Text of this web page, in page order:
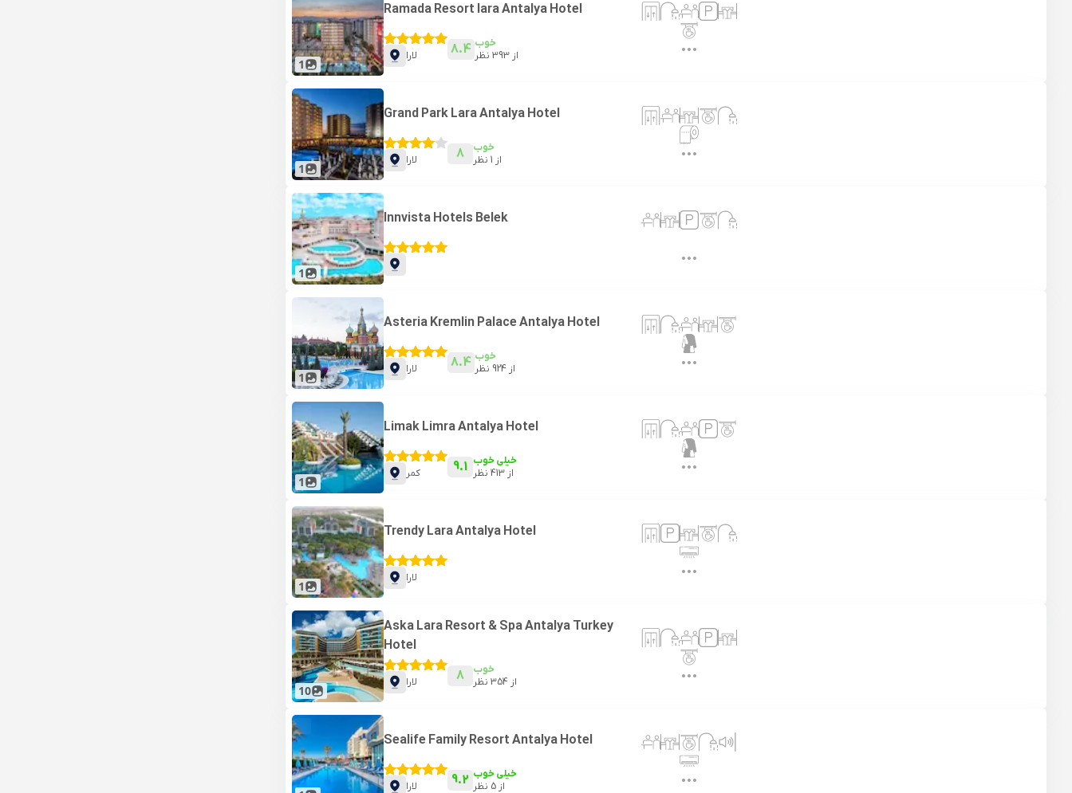
1
Ramada Resort lara Antalya Hotel
لارا 8.4 خوب
از 393نظر
1
Grand Park Lara Antalya Hotel
لارا 8
خوب
از 1نظر
1
Innvista Hotels Belek
1
Asteria Kremlin Palace Antalya Hotel
لارا 8.4 خوب
از 924 نظر
1
Limak Limra Antalya Hotel
کمر 9.1 خیلی خوب
از 413نظر
1
Trendy Lara Antalya Hotel
لارا
10
Aska Lara Resort & Spa Antalya Turkey
Hotel
لارا 8
خوب
از 354نظر
Sealife Family Resort Antalya Hotel
لارا 9.2 خیلی خوب
از 5 نظر